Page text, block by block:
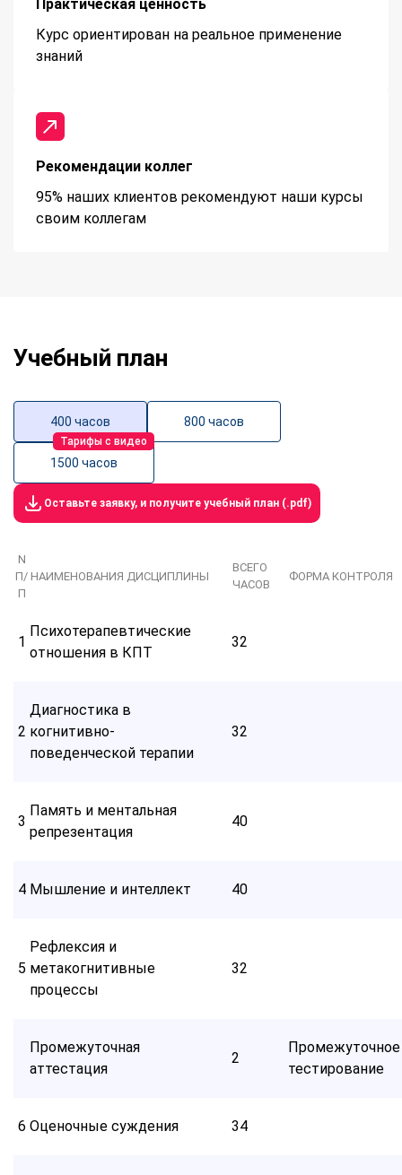
Практическая ценность
Курс ориентирован на реальное применение
знаний
Рекомендации коллег
95% наших клиентов рекомендуют наши курсы
своим коллегам
Учебный план
400 часов 800 часов
1500 часов
Тарифы с видео
Оставьте заявку, и получите учебный план (.pdf)
N
П/
П
НАИМЕНОВАНИЯ ДИСЦИПЛИНЫ
ВСЕГО
ЧАСОВ
ФОРМА КОНТРОЛЯ
1
Психотерапевтические
отношения в КПТ
32
2
Диагностика в
когнитивно-
поведенческой терапии
32
3
Память и ментальная
репрезентация
40
4 Мышление и интеллект 40
5
Рефлексия и
метакогнитивные
процессы
32
Промежуточная
аттестация
2
Промежуточное
тестирование
6 Оценочные суждения 34